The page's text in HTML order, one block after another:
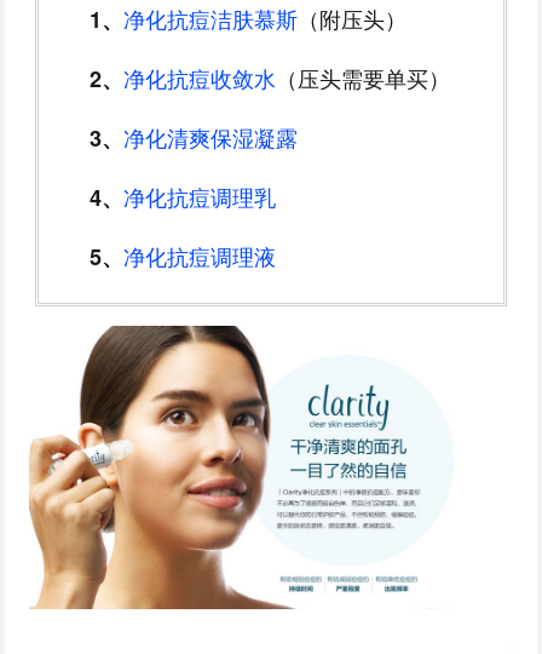
1、净化抗痘洁肤慕斯 （附压头）
2、净化抗痘收敛水 （压头需要单买）
3、净化清爽保湿凝露
4、净化抗痘调理乳
5、净化抗痘调理液